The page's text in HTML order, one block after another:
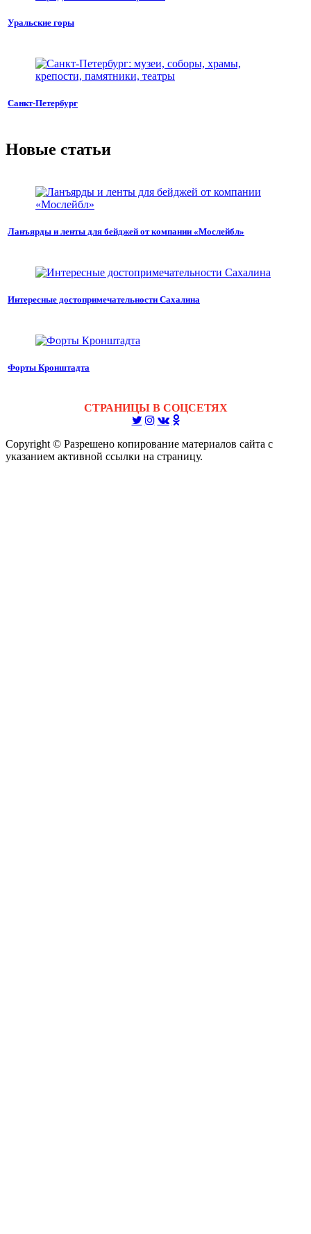
Уральские горы
Санкт-Петербург
Новые статьи
Ланъярды и ленты для бейджей от компании «Мослейбл»
Интересные достопримечательности Сахалина
Форты Кронштадта
СТРАНИЦЫ В СОЦСЕТЯХ
Copyright © Разрешено копирование материалов сайта с
указанием активной ссылки на страницу.